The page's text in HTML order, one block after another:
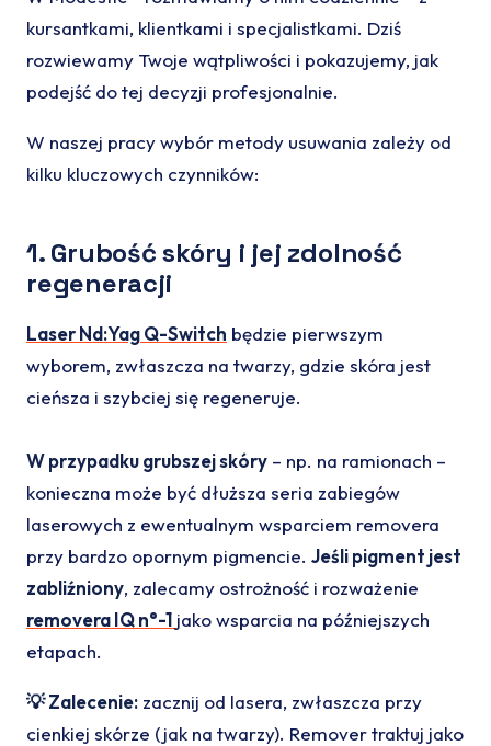
kursantkami, klientkami i specjalistkami. Dziś
rozwiewamy Twoje wątpliwości i pokazujemy, jak
podejść do tej decyzji profesjonalnie.
W naszej pracy wybór metody usuwania zależy od
kilku kluczowych czynników:
1. Grubość skóry i jej zdolność
regeneracji
Laser Nd:Yag Q-Switch będzie pierwszym
wyborem, zwłaszcza na twarzy, gdzie skóra jest
cieńsza i szybciej się regeneruje.
W przypadku grubszej skóry – np. na ramionach –
konieczna może być dłuższa seria zabiegów
laserowych z ewentualnym wsparciem removera
przy bardzo opornym pigmencie. Jeśli pigment jest
zabliźniony, zalecamy ostrożność i rozważenie
removera IQ n°-1 jako wsparcia na późniejszych
etapach.
💡 Zalecenie: zacznij od lasera, zwłaszcza przy
cienkiej skórze (jak na twarzy). Remover traktuj jako